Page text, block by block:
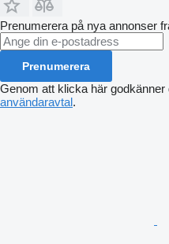
Prenumerera på nya annonser
Prenumerera
Genom att klicka här godkänner
användaravtal.